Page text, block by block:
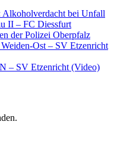
Alkoholverdacht bei Unfall
II – FC Diessfurt
der Polizei Oberpfalz
Ost – SV Etzenricht
– SV Etzenricht (Video)